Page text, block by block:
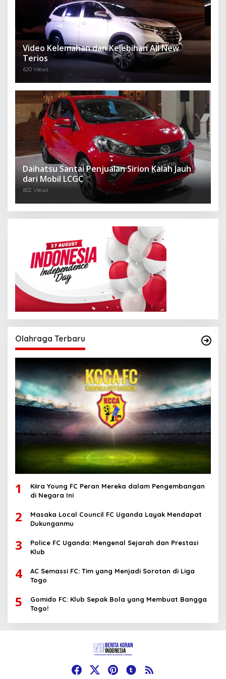
Video Kelemahan dan Kelebihan All New
Terios
620 Views
Daihatsu Santai Penjualan Sirion Kalah Jauh
dari Mobil LCGC
602 Views
Olahraga Terbaru
1
Kiira Young FC Peran Mereka dalam Pengembangan
di Negara Ini
2
Masaka Local Council FC Uganda Layak Mendapat
Dukunganmu
3
Police FC Uganda: Mengenal Sejarah dan Prestasi
Klub
4
AC Semassi FC: Tim yang Menjadi Sorotan di Liga
Togo
5
Gomido FC: Klub Sepak Bola yang Membuat Bangga
Togo!